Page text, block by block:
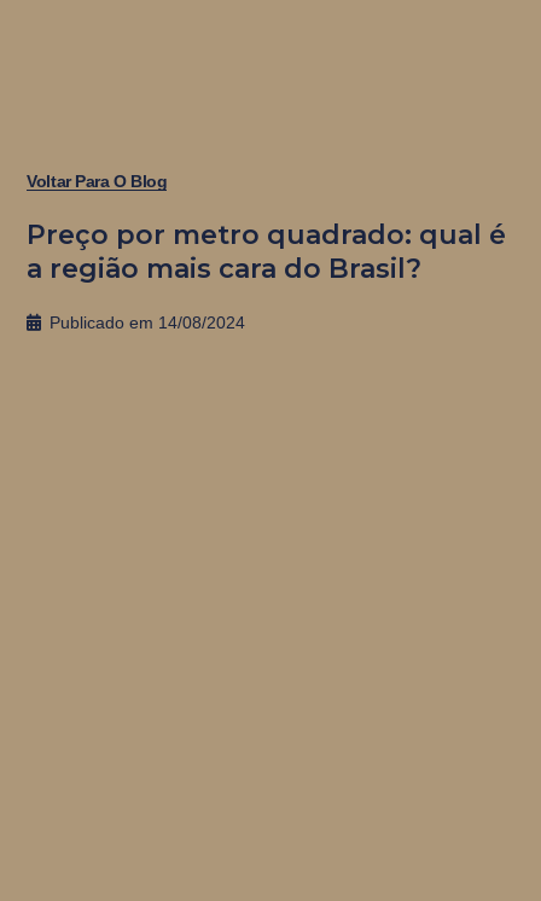
Voltar Para O Blog
Preço por metro quadrado: qual é
a região mais cara do Brasil?
Publicado em 14/08/2024